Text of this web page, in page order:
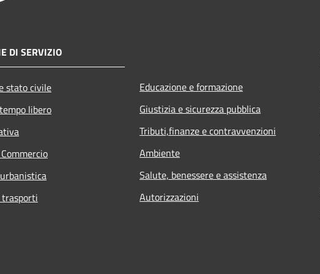
DI SERVIZIO
stato civile
libero
Educazione e formazione
Giustizia e sicurezza pubblica
Tributi,finanze e contravvenzioni
Ambiente
Salute, benessere e assistenza
Autorizzazioni